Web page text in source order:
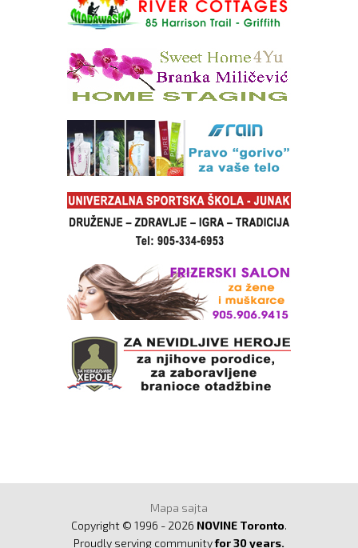
Mapa sajta
Copyright © 1996 - 2026 NOVINE Toronto.
Proudly serving communityfor 30 years.